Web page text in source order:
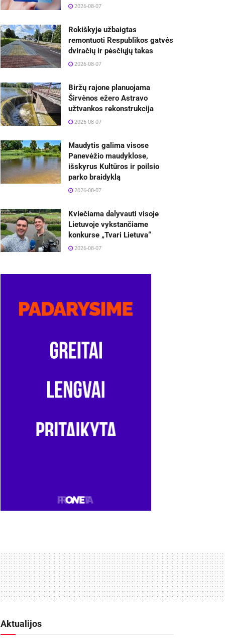
2026-08-07
Rokiškyje užbaigtas
remontuoti Respublikos gatvės
dviračių ir pėsčiųjų takas
2026-08-07
Biržų rajone planuojama
Širvėnos ežero Astravo
užtvankos rekonstrukcija
2026-08-07
Maudytis galima visose
Panevėžio maudyklose,
išskyrus Kultūros ir poilsio
parko braidyklą
2026-08-07
Kviečiama dalyvauti visoje
Lietuvoje vykstančiame
konkurse „Tvari Lietuva“
2026-08-07
Aktualijos